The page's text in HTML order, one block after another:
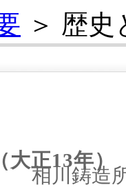
＞ 歴史
大正13年）
相川鋳造